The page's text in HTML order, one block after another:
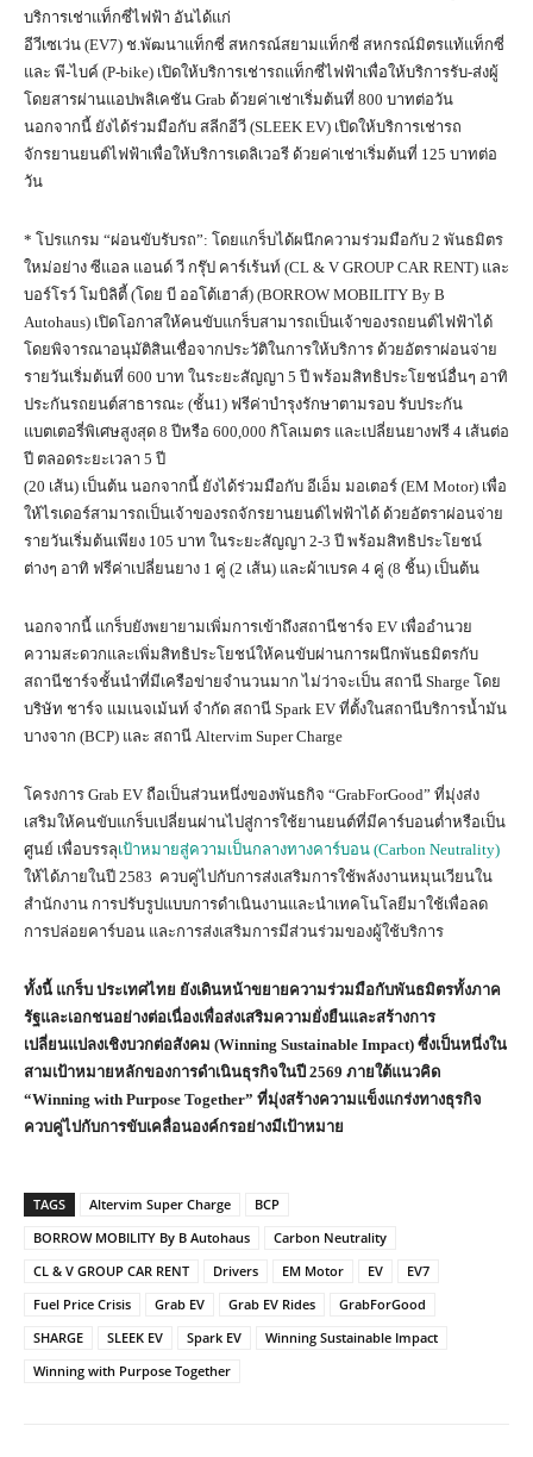
บริการเช่าแท็กซี่ไฟฟ้า อันได้แก่
อีวีเซเว่น (EV7) ช.พัฒนาแท็กซี่ สหกรณ์สยามแท็กซี่ สหกรณ์มิตรแท้แท็กซี่
และ พี-ไบค์ (P-bike) เปิดให้บริการเช่ารถแท็กซี่ไฟฟ้าเพื่อให้บริการรับ-ส่งผู้
โดยสารผ่านแอปพลิเคชัน Grab ด้วยค่าเช่าเริ่มต้นที่ 800 บาทต่อวัน
นอกจากนี้ ยังได้ร่วมมือกับ สลีกอีวี (SLEEK EV) เปิดให้บริการเช่ารถ
จักรยานยนต์ไฟฟ้าเพื่อให้บริการเดลิเวอรี ด้วยค่าเช่าเริ่มต้นที่ 125 บาทต่อ
วัน
* โปรแกรม “ผ่อนขับรับรถ”: โดยแกร็บได้ผนึกความร่วมมือกับ 2 พันธมิตร
ใหม่อย่าง ซีแอล แอนด์ วี กรุ๊ป คาร์เร้นท์ (CL & V GROUP CAR RENT) และ
บอร์โรว์ โมบิลิตี้ (โดย บี ออโต้เฮาส์) (BORROW MOBILITY By B
Autohaus) เปิดโอกาสให้คนขับแกร็บสามารถเป็นเจ้าของรถยนต์ไฟฟ้าได้
โดยพิจารณาอนุมัติสินเชื่อจากประวัติในการให้บริการ ด้วยอัตราผ่อนจ่าย
รายวันเริ่มต้นที่ 600 บาท ในระยะสัญญา 5 ปี พร้อมสิทธิประโยชน์อื่นๆ อาทิ
ประกันรถยนต์สาธารณะ (ชั้น1) ฟรีค่าบำรุงรักษาตามรอบ รับประกัน
แบตเตอรี่พิเศษสูงสุด 8 ปีหรือ 600,000 กิโลเมตร และเปลี่ยนยางฟรี 4 เส้นต่อ
ปี ตลอดระยะเวลา 5 ปี
(20 เส้น) เป็นต้น นอกจากนี้ ยังได้ร่วมมือกับ อีเอ็ม มอเตอร์ (EM Motor) เพื่อ
ให้ไรเดอร์สามารถเป็นเจ้าของรถจักรยานยนต์ไฟฟ้าได้ ด้วยอัตราผ่อนจ่าย
รายวันเริ่มต้นเพียง 105 บาท ในระยะสัญญา 2-3 ปี พร้อมสิทธิประโยชน์
ต่างๆ อาทิ ฟรีค่าเปลี่ยนยาง 1 คู่ (2 เส้น) และผ้าเบรค 4 คู่ (8 ชิ้น) เป็นต้น
นอกจากนี้ แกร็บยังพยายามเพิ่มการเข้าถึงสถานีชาร์จ EV เพื่ออำนวย
ความสะดวกและเพิ่มสิทธิประโยชน์ให้คนขับผ่านการผนึกพันธมิตรกับ
สถานีชาร์จชั้นนำที่มีเครือข่ายจำนวนมาก ไม่ว่าจะเป็น สถานี Sharge โดย
บริษัท ชาร์จ แมเนจเม้นท์ จำกัด สถานี Spark EV ที่ตั้งในสถานีบริการน้ำมัน
บางจาก (BCP) และ สถานี Altervim Super Charge
โครงการ Grab EV ถือเป็นส่วนหนึ่งของพันธกิจ “GrabForGood” ที่มุ่งส่ง
เสริมให้คนขับแกร็บเปลี่ยนผ่านไปสู่การใช้ยานยนต์ที่มีคาร์บอนต่ำหรือเป็น
ศูนย์ เพื่อบรรลุเป้าหมายสู่ความเป็นกลางทางคาร์บอน (Carbon Neutrality)
ให้ได้ภายในปี 2583 ควบคู่ไปกับการส่งเสริมการใช้พลังงานหมุนเวียนใน
สำนักงาน การปรับรูปแบบการดำเนินงานและนำเทคโนโลยีมาใช้เพื่อลด
การปล่อยคาร์บอน และการส่งเสริมการมีส่วนร่วมของผู้ใช้บริการ
ทั้งนี้ แกร็บ ประเทศไทย ยังเดินหน้าขยายความร่วมมือกับพันธมิตรทั้งภาค
รัฐและเอกชนอย่างต่อเนื่องเพื่อส่งเสริมความยั่งยืนและสร้างการ
เปลี่ยนแปลงเชิงบวกต่อสังคม (Winning Sustainable Impact) ซึ่งเป็นหนึ่งใน
สามเป้าหมายหลักของการดำเนินธุรกิจในปี 2569 ภายใต้แนวคิด
“Winning with Purpose Together” ที่มุ่งสร้างความแข็งแกร่งทางธุรกิจ
ควบคู่ไปกับการขับเคลื่อนองค์กรอย่างมีเป้าหมาย
TAGS Altervim Super Charge
BCP
BORROW MOBILITY By B Autohaus
Carbon Neutrality
CL & V GROUP CAR RENT
Drivers EM Motor EV
EV7
Fuel Price Crisis
Grab EV Grab EV Rides
GrabForGood
SHARGE
SLEEK EV Spark EV
Winning Sustainable Impact
Winning with Purpose Together